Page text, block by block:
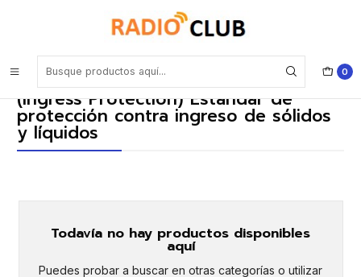
0
Sistema de protección internacional IP (Ingress Protection) Estándar
de protección contra ingreso de sólidos y líquidos
Sistema de protección internacional IP
(Ingress Protection) Estándar de
protección contra ingreso de sólidos
y líquidos
Todavía no hay productos disponibles
aquí
Puedes probar a buscar en otras categorías o utilizar